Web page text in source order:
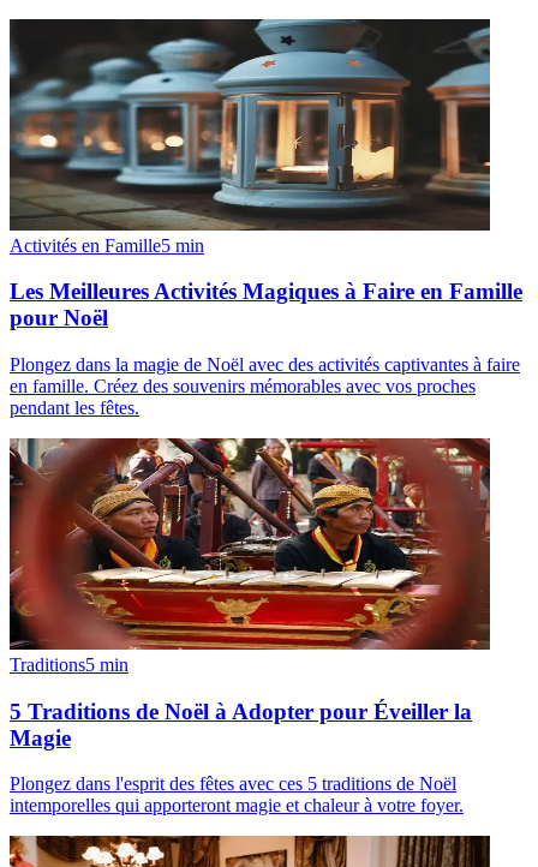
Activités en Famille5 min
Les Meilleures Activités Magiques à Faire en Famille
pour Noël
Plongez dans la magie de Noël avec des activités captivantes à faire
en famille. Créez des souvenirs mémorables avec vos proches
pendant les fêtes.
Traditions5 min
5 Traditions de Noël à Adopter pour Éveiller la
Magie
Plongez dans l'esprit des fêtes avec ces 5 traditions de Noël
intemporelles qui apporteront magie et chaleur à votre foyer.